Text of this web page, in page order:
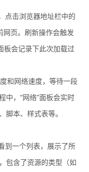
点击浏览器地址栏中的
网页。刷新操作会触发
板会记录下此次加载过
和网络速度，等待一段
中，“网络”面板会实时
脚本、样式表等。
到一个列表，展示了所
包含了资源的类型（如